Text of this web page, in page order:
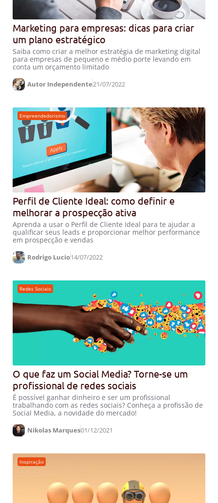
Marketing para empresas: dicas para criar
um plano estratégico
Saiba como criar a melhor estratégia de marketing digital
para empresas de pequeno e médio porte levando em
conta um orçamento limitado
Autor Independente21/07/2022
Empreendedorismo
Perfil de Cliente Ideal: como definir e
melhorar a prospecção ativa
Aprenda a usar o Perfil de Cliente Ideal para te ajudar a
qualificar seus leads e proporcionar melhor performance
em prospecção e vendas
Rodrigo Lucio14/07/2022
Redes Sociais
O que faz um Social Media? Torne-se um
profissional de redes sociais
É possível ganhar dinheiro e ser um profissional
trabalhando com as redes sociais? Conheça a profissão de
Social Media, a novidade do mercado!
Nikolas Marques01/12/2021
Inspiração